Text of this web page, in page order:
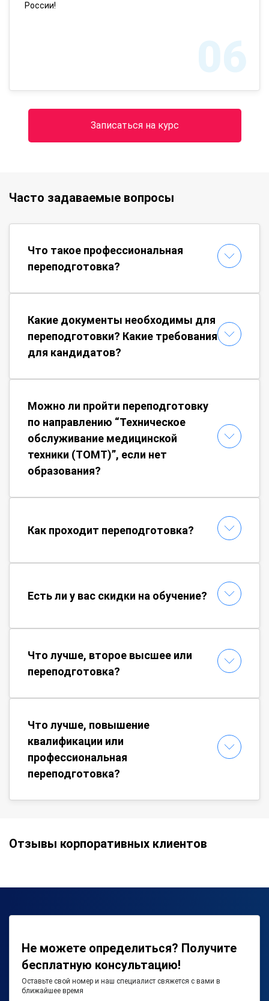
России!
06
Записаться на курс
Часто задаваемые вопросы
Что такое профессиональная
переподготовка?
Какие документы необходимы для
переподготовки? Какие требования
для кандидатов?
Можно ли пройти переподготовку
по направлению “Техническое
обслуживание медицинской
техники (ТОМТ)”, если нет
образования?
Как проходит переподготовка?
Есть ли у вас скидки на обучение?
Что лучше, второе высшее или
переподготовка?
Что лучше, повышение
квалификации или
профессиональная
переподготовка?
Отзывы корпоративных клиентов
Не можете определиться? Получите
бесплатную консультацию!
Оставьте свой номер и наш специалист свяжется с вами в
ближайшее время